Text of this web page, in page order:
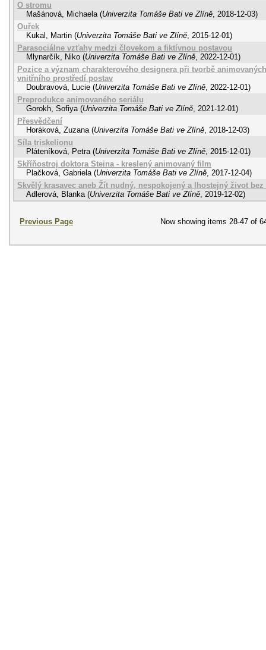
O stromu
Mašánová, Michaela (Univerzita Tomáše Bati ve Zlíně, 2018-12-03)
Ouřek
Kukal, Martin (Univerzita Tomáše Bati ve Zlíně, 2015-12-01)
Parasociálne vzťahy medzi človekom a fiktívnou postavou
Mlynarčík, Niko (Univerzita Tomáše Bati ve Zlíně, 2022-12-01)
Pozice a význam charakterového designera při tvorbě
vnitřního prostředí postav
Doubravová, Lucie (Univerzita Tomáše Bati ve Zlíně, 2022-12-01)
Preprodukce animovaného seriálu
Gorokh, Sofiya (Univerzita Tomáše Bati ve Zlíně, 2021-12-01)
Přesvědčení
Horáková, Zuzana (Univerzita Tomáše Bati ve Zlíně, 2018-12-03)
Síla triskelionu
Pláteníková, Petra (Univerzita Tomáše Bati ve Zlíně, 2015-12-01)
Skříňostroj doktora Steina - kreslený animovaný film
Plačková, Gabriela (Univerzita Tomáše Bati ve Zlíně, 2017-12-04)
Skvělý krasavec aneb Žít nudný, nespokojený a lhostejný život bez
Adlerová, Blanka (Univerzita Tomáše Bati ve Zlíně, 2019-12-02)
Previous Page Now showing items 28-47 of